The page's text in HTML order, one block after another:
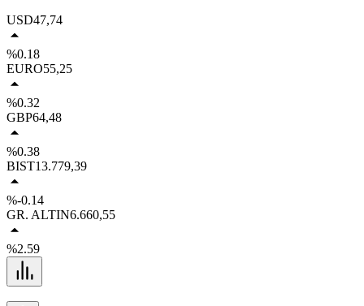
USD47,74
%0.18
EURO55,25
%0.32
GBP64,48
%0.38
BIST13.779,39
%-0.14
GR. ALTIN6.660,55
%2.59